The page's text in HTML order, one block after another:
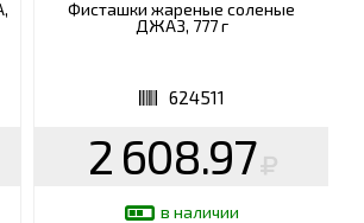
Фисташки жареные соленые
ДЖАЗ, 777 г
624511
2 608.97
в наличии